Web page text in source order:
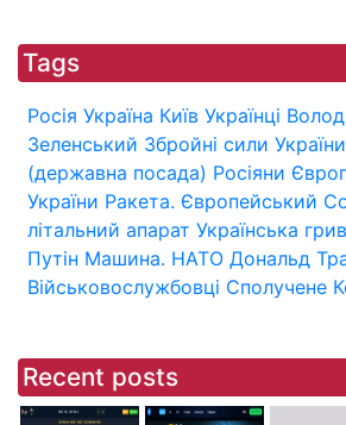
Tags
Росія Україна Київ Українці
Зеленський Збройні сили України
(державна посада) Росіяни
України Ракета. Європейський
літальний апарат Українська
Путін Машина. НАТО Дональд
Військовослужбовці Сполучене
Recent posts